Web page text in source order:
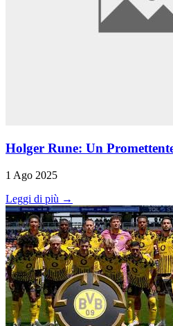
Holger Rune: Un
1 Ago 2025
Leggi di più →